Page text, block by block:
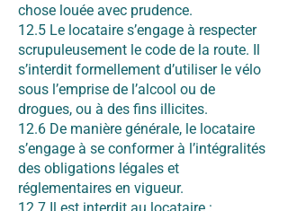
chose louée avec prudence.
12.5 Le locataire s’engage à respecter
scrupuleusement le code de la route. Il
s’interdit formellement d’utiliser le vélo
sous l’emprise de l’alcool ou de
drogues, ou à des fins illicites.
12.6 De manière générale, le locataire
s’engage à se conformer à l’intégralités
des obligations légales et
réglementaires en vigueur.